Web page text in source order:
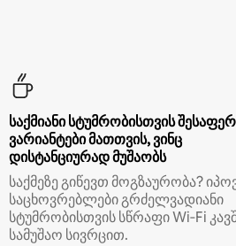
საქმიანი სტუმრობისთვის
ვარიანტები მათთვის, ვინც
დისტანციურად მუშაობს
საქმეზე გიწევთ მოგზაურობა?
საცხოვრებლები გრძელვადიანი
სტუმრობისთვის სწრაფი Wi‑Fi
სამუშაო სივრცით.